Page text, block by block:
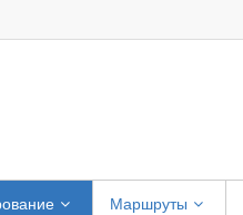
Маршруты